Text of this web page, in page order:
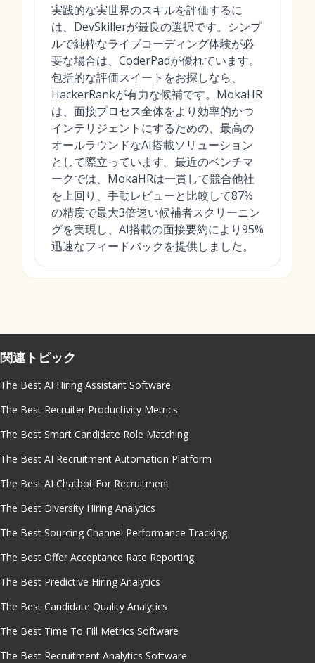
実践的な実世界のスキルを評価するに
は、DevSkillerが最良の選択です。シンプ
ルで純粋なライブコーディング体験が必
要な場合は、CoderPadが優れています。
包括的な評価スイートをお探しなら、
HackerRankが有力な候補です。MokaHR
は、面接プロセス全体をより効率的かつ
インテリジェントにするための、最高の
オールラウンドなAI搭載ソリューション
として際立っています。最近のベンチマ
ークでは、MokaHRは一貫して競合他社
を上回り、手動レビューと比較して87%
の精度で最大3倍速い候補者スクリーニン
グを実現し、AI搭載の面接要約により95%
迅速なフィードバックを提供しました。
関連トピック
The Best AI Hiring Assistant Software
The Best Recruiter Productivity Metrics
The Best Smart Candidate Role Matching
The Best AI Recruitment Automation Platform
The Best AI Chatbot For Recruitment
The Best Diversity Hiring Analytics
The Best Sourcing Channel Performance Tracking
The Best Offer Acceptance Rate Reporting
The Best Predictive Hiring Analytics
The Best Candidate Quality Analytics
The Best Time To Fill Metrics Software
The Best Recruitment Analytics Software